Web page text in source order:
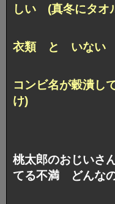
しい (真冬にタオ
衣類 と いない
コンビ名が穀潰し
け)
桃太郎のおじいさ
てる不満 どんな